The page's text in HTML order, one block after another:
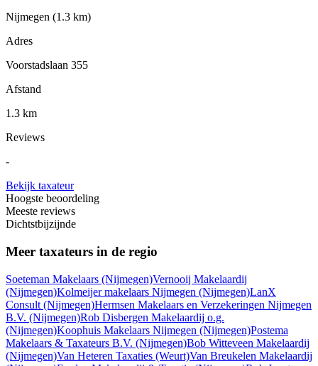
Nijmegen (1.3 km)
Adres
Voorstadslaan 355
Afstand
1.3 km
Reviews
-
Bekijk taxateur
Hoogste beoordeling
Meeste reviews
Dichtstbijzijnde
Meer taxateurs in de regio
Soeteman Makelaars (Nijmegen)Vernooij Makelaardij
(Nijmegen)Kolmeijer makelaars Nijmegen (Nijmegen)LanX
Consult (Nijmegen)Hermsen Makelaars en Verzekeringen Nijmegen
B.V. (Nijmegen)Rob Disbergen Makelaardij o.g.
(Nijmegen)Koophuis Makelaars Nijmegen (Nijmegen)Postema
Makelaars & Taxateurs B.V. (Nijmegen)Bob Witteveen Makelaardij
(Nijmegen)Van Heteren Taxaties (Weurt)Van Breukelen Makelaardij